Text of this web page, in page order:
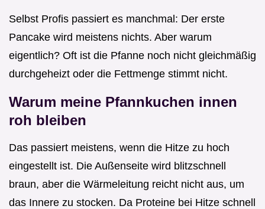
Selbst Profis passiert es manchmal: Der erste
Pancake wird meistens nichts. Aber warum
eigentlich? Oft ist die Pfanne noch nicht gleichmäßig
durchgeheizt oder die Fettmenge stimmt nicht.
Warum meine Pfannkuchen innen
roh bleiben
Das passiert meistens, wenn die Hitze zu hoch
eingestellt ist. Die Außenseite wird blitzschnell
braun, aber die Wärmeleitung reicht nicht aus, um
das Innere zu stocken. Da Proteine bei Hitze schnell